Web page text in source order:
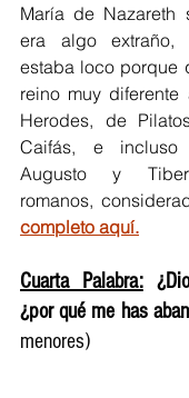
María de
era algo extraño,
estaba loco porque
reino muy
Herodes, de
Caifás, e
Augusto y
romanos,
completo aquí.
Cuarta Palabra:
¿por qué me has
menores)